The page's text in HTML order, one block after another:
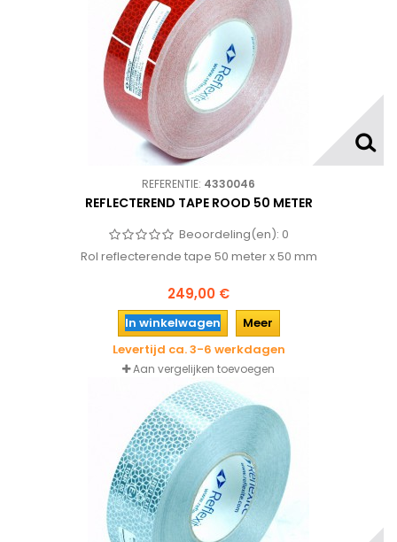
REFERENTIE: 4330046
REFLECTEREND TAPE ROOD 50 METER
Beoordeling(en): 0
Rol reflecterende tape 50 meter x 50 mm
249,00 €
In winkelwagen
Meer
Levertijd ca. 3-6 werkdagen
Aan vergelijken toevoegen